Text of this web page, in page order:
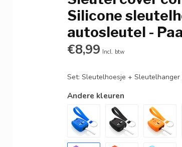
Silicone
autosleutel -
€8,99 Incl. btw
Set: Sleutelhoesje + Sleutelhanger
Andere kleuren